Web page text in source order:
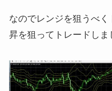
なのでレンジを狙うべ
昇を狙ってトレードしま